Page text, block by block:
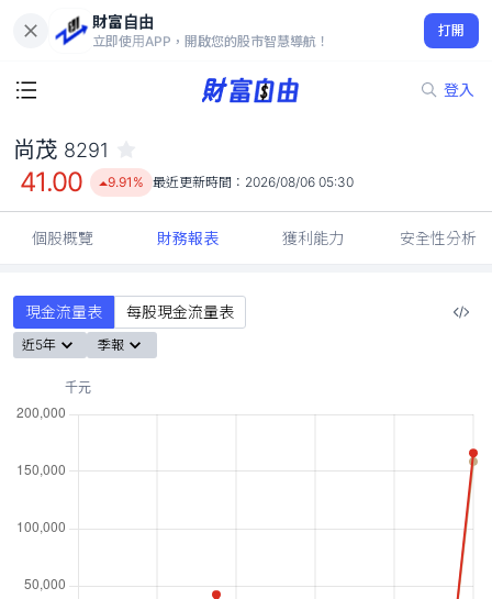
財富自由
立即使用APP，開啟您的股市智慧導航！
打開
登入
41.00
9.91%
尚茂 8291
41.00 9.91% 最近更新時間： 2026/08/06 05:30
個股概覽 財務報表 獲利能力 安全性分析
現金流量表 每股現金流量表
近5年 季報